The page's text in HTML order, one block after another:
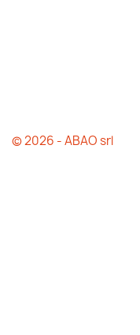
© 2026 - ABAO srl